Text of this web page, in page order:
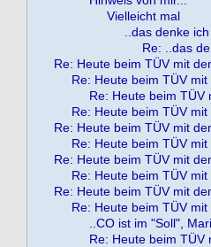
Vielleicht mal
..das denke ich
Re: ..das
Re: Heute beim TÜV mit
Re: Heute beim TÜV
Re: Heute beim TÜV
Re: Heute beim TÜV
Re: Heute beim TÜV mit
Re: Heute beim TÜV
Re: Heute beim TÜV mit
Re: Heute beim TÜV
Re: Heute beim TÜV mit
Re: Heute beim TÜV
..CO ist im "Soll",
Re: Heute beim TÜV